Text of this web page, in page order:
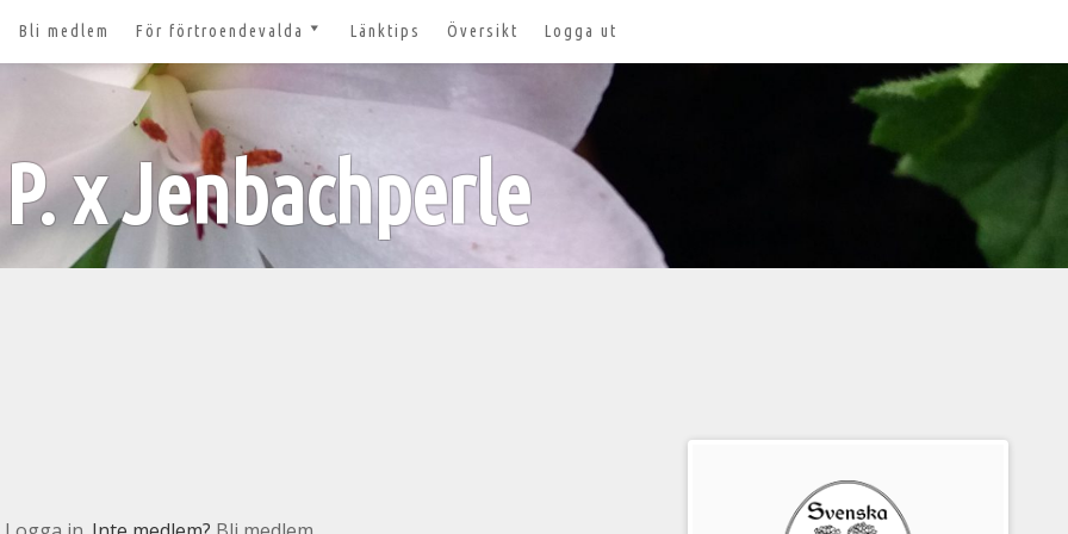
lösenord?
Bli medlem För förtroendevalda
Nyheter och tips 2026-03-20
Styrelsesidan
Bildbanken
Dokument för
förtroendevalda
Lägg till aktivitet
Länktips Översikt Logga ut
P. x Jenbachperle